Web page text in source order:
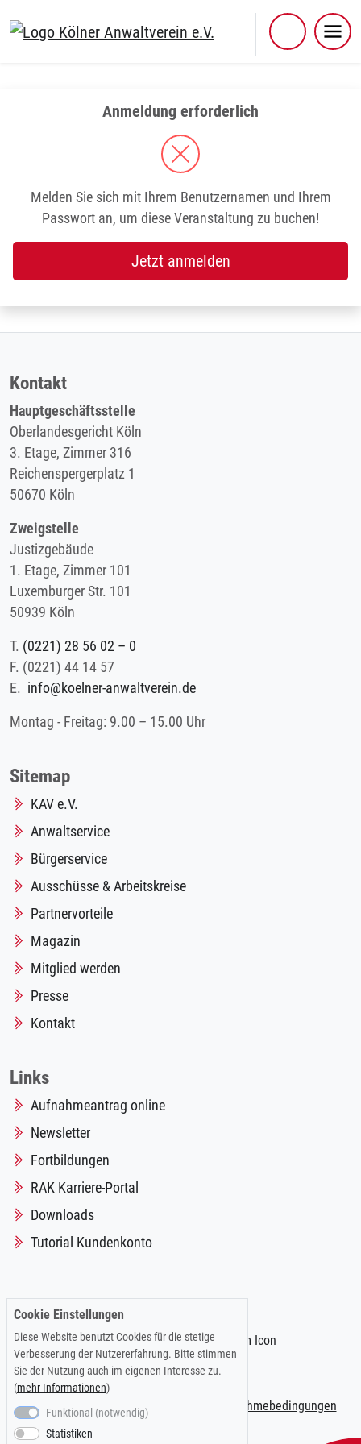
Anmeldung erforderlich
Melden Sie sich mit Ihrem Benutzernamen und Ihrem
Passwort an, um diese Veranstaltung zu buchen!
Jetzt anmelden
Kontakt
Hauptgeschäftsstelle
Oberlandesgericht Köln
3. Etage, Zimmer 316
Reichenspergerplatz 1
50670 Köln
Zweigstelle
Justizgebäude
1. Etage, Zimmer 101
Luxemburger Str. 101
50939 Köln
T. (0221) 28 56 02 – 0
F. (0221) 44 14 57
E. info@koelner-anwaltverein.de
Montag - Freitag: 9.00 – 15.00 Uhr
Sitemap
KAV e.V.
Anwaltservice
Bürgerservice
Ausschüsse & Arbeitskreise
Partnervorteile
Magazin
Mitglied werden
Presse
Kontakt
Links
Aufnahmeantrag online
Newsletter
Fortbildungen
RAK Karriere-Portal
Downloads
Tutorial Kundenkonto
Impressum |Datenschutzerklärung Teilnahmebedingungen
Cookie Einstellungen
Diese Website benutzt Cookies für die stetige
Verbesserung der Nutzererfahrung. Bitte stimmen
Sie der Nutzung auch im eigenen Interesse zu.
(mehr Informationen)
Funktional (notwendig)
Statistiken